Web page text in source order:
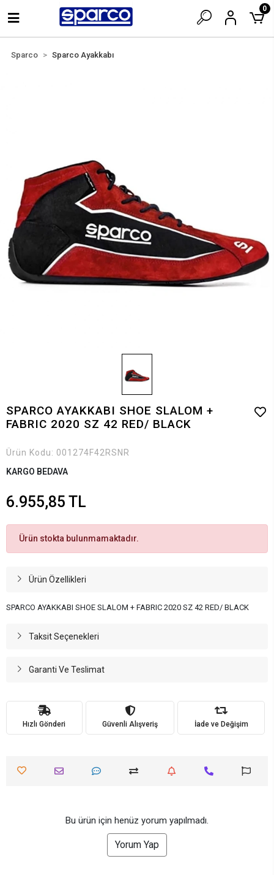
0
Sparco Sparco Ayakkabı
SPARCO AYAKKABI SHOE SLALOM +
FABRIC 2020 SZ 42 RED/ BLACK
Ürün Kodu: 001274F42RSNR
KARGO BEDAVA
6.955,85 TL
Ürün stokta bulunmamaktadır.
Ürün Özellikleri
SPARCO AYAKKABI SHOE SLALOM + FABRIC 2020 SZ 42 RED/ BLACK
Taksit Seçenekleri
Garanti Ve Teslimat
Hızlı Gönderi Güvenli Alışveriş İade ve Değişim
Bu ürün için henüz yorum yapılmadı.
Yorum Yap